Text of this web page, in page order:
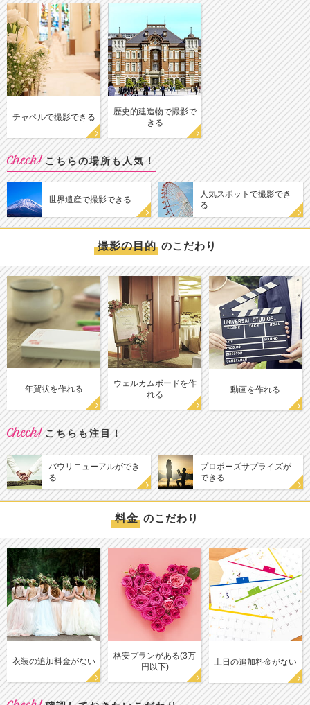
チャペルで撮影できる
歴史的建造物で撮影で
きる
Check! こちらの場所も人気！
世界遺産で撮影できる
人気スポットで撮影でき
る
撮影の目的 のこだわり
年賀状を作れる
ウェルカムボードを作
れる
動画を作れる
Check! こちらも注目！
バウリニューアルができ
る
プロポーズサプライズが
できる
料金 のこだわり
衣装の追加料金がない
格安プランがある(3万
円以下)
土日の追加料金がない